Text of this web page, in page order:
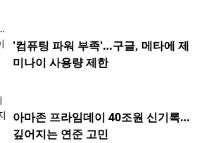
'컴퓨팅 파워 부족'…구글, 메타에 제
미나이 사용량 제한
아마존 프라임데이 40조원 신기록…
깊어지는 연준 고민